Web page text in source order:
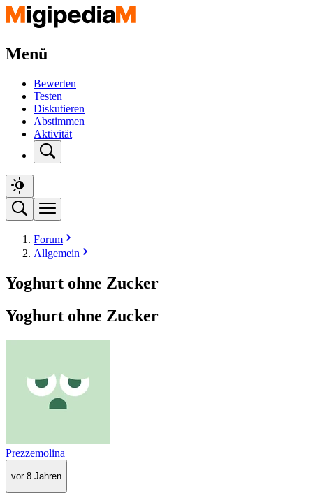
Menü
Bewerten
Testen
Diskutieren
Abstimmen
Aktivität
Forum
Allgemein
Yoghurt ohne Zucker
Yoghurt ohne Zucker
Prezzemolina
vor 8 Jahren